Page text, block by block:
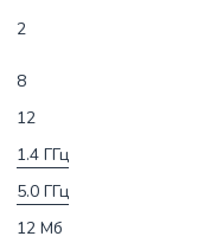
2
8
12
1.4 ГГц
5.0 ГГц
12 Мб